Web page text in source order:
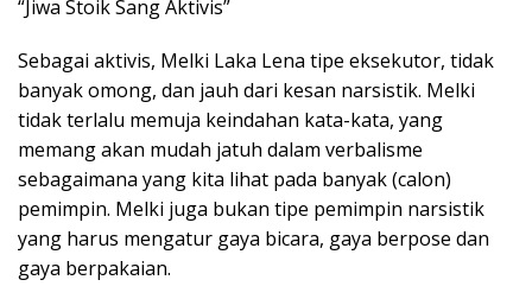
“Jiwa Stoik Sang Aktivis”
Sebagai aktivis, Melki Laka Lena tipe eksekutor, tidak
banyak omong, dan jauh dari kesan narsistik. Melki
tidak terlalu memuja keindahan kata-kata, yang
memang akan mudah jatuh dalam verbalisme
sebagaimana yang kita lihat pada banyak (calon)
pemimpin. Melki juga bukan tipe pemimpin narsistik
yang harus mengatur gaya bicara, gaya berpose dan
gaya berpakaian.